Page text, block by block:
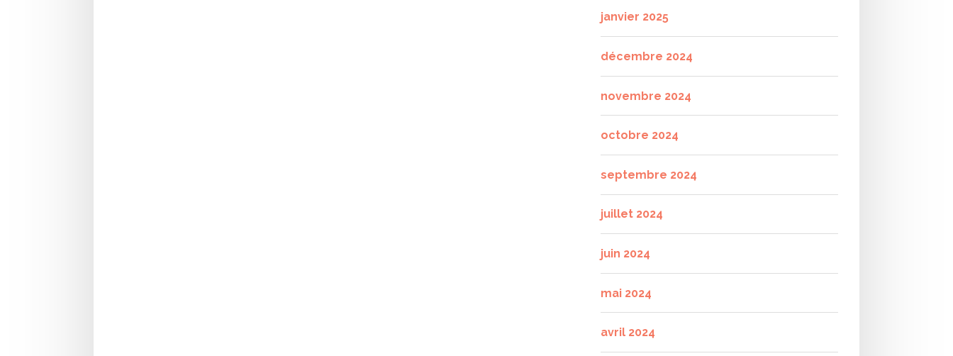
janvier 2025
décembre 2024
novembre 2024
octobre 2024
septembre 2024
juillet 2024
juin 2024
mai 2024
avril 2024